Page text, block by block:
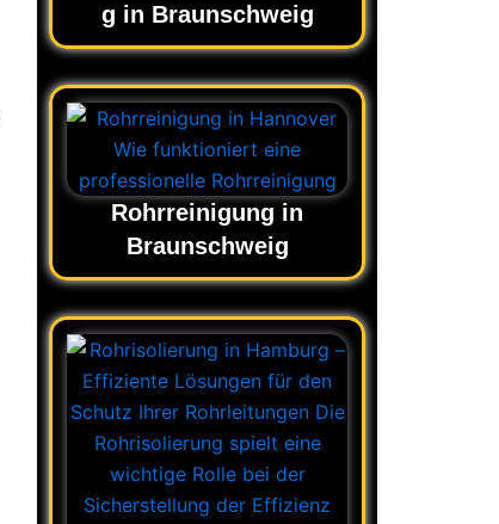
g in Braunschweig
Rohrreinigung in
Braunschweig